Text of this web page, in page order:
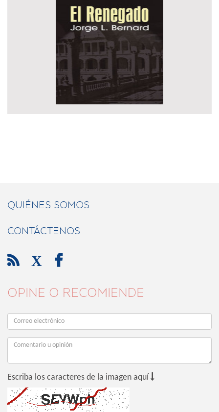
QUIÉNES SOMOS
CONTÁCTENOS
 X 
OPINE O RECOMIENDE
Escriba los caracteres de la imagen aquí 